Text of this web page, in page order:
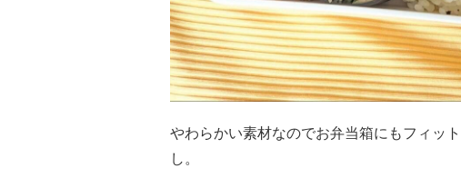
やわらかい素材なのでお弁当箱にもフィッ
し。